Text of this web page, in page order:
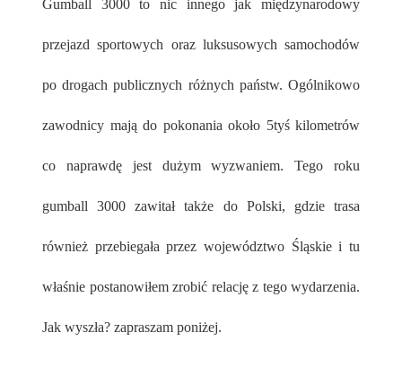
Gumball 3000 to nic innego jak międzynarodowy
przejazd sportowych oraz luksusowych samochodów
po drogach publicznych różnych państw. Ogólnikowo
zawodnicy mają do pokonania około 5tyś kilometrów
co naprawdę jest dużym wyzwaniem. Tego roku
gumball 3000 zawitał także do Polski, gdzie trasa
również przebiegała przez województwo Śląskie i tu
właśnie postanowiłem zrobić relację z tego wydarzenia.
Jak wyszła? zapraszam poniżej.